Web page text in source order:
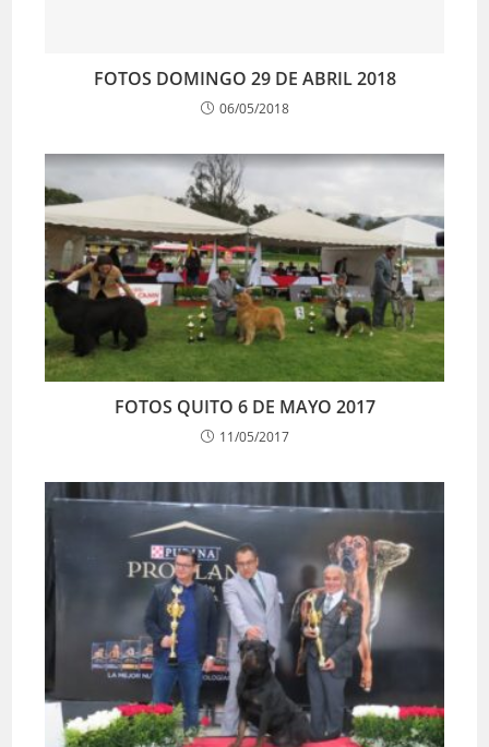
FOTOS DOMINGO 29 DE ABRIL 2018
06/05/2018
FOTOS QUITO 6 DE MAYO 2017
11/05/2017